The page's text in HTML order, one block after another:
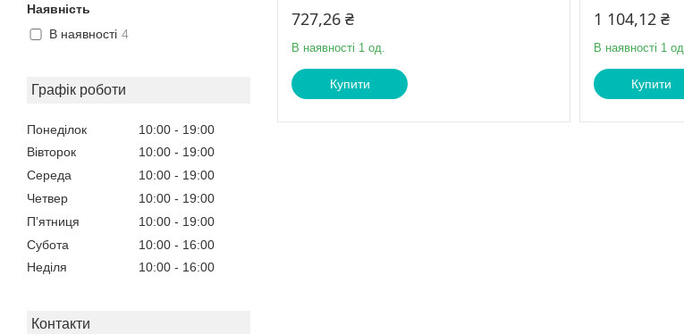
Наявність
В наявності 4
Графік роботи
Понеділок 10:00
19:00
Вівторок
10:00
19:00
Середа
10:00
19:00
Четвер
10:00
19:00
Пʼятниця
10:00
19:00
Субота
10:00
16:00
Неділя
10:00 16:00
Контакти
727,26 ₴
В наявності 1 од.
Купити
1 104,12 ₴
В наявності 1 од.
Купити